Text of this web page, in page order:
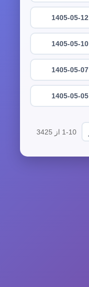
1405-05-12
1405-05-10
1405-05-07
1405-05-05
1-10 از 3425